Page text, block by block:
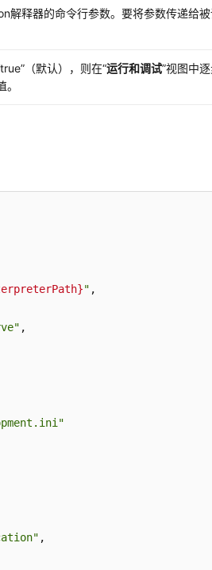
解释器的命令行参数。要将参数传递给
（默认），则在“运行和调试”视图中
" ,
,
,